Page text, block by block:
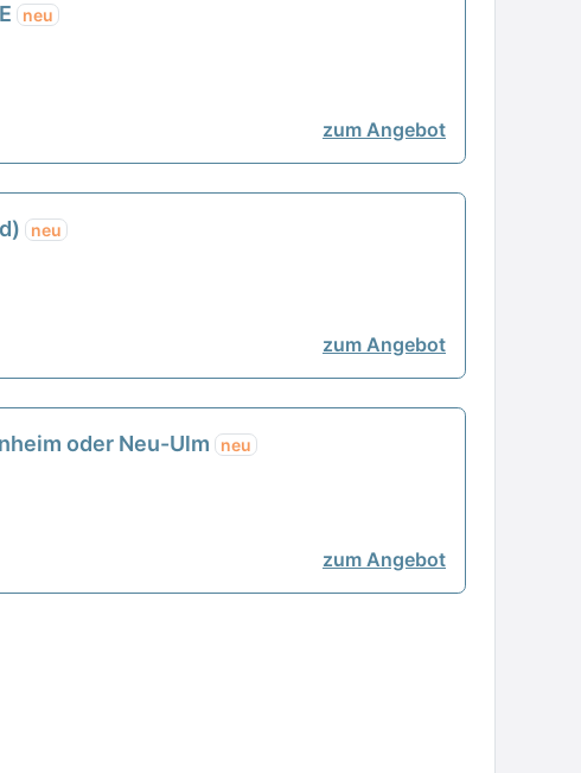
neu
zum Angebot
neu
zum Angebot
oder Neu-Ulm neu
zum Angebot